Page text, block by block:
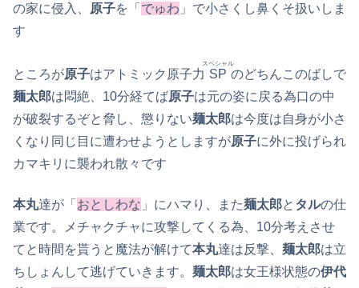
の家に侵入、
原子を「 でゅわ 」で小さくし鼻くそ扱いしま
す
ところが原子はアトミック原子力 SP
スペシャル
のどちんこのばしで
麺太郎は悶絶、10分経てば原子は元の姿に戻る為口の中
が破裂するぞと脅し、懲りない麺太郎は今度は自身が小さ
くなり同じ目に遭わせようとしますが原子に外に投げられ
カマキリに襲われ散々です
本丸達が「 おとしわな 」にハマり、また麺太郎と タルの仕
業です。メチャクチャに攻撃してくる為、10分考えさせ
てと時間を貰うと魔法が解けて本丸達は反撃、 麺太郎は立
ちしょんして逃げていきます。 麺太郎は女王様状態の伊代